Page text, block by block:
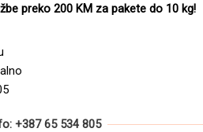
preko 200 KM za pakete do 10 kg!
+387 65 534 805